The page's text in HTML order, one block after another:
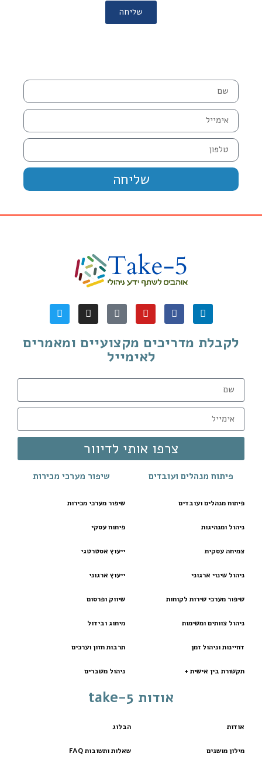
שליחה
שליחה
אודות take-5
אודות הבלוג
מילון מושגים שאלות ותשובות FAQ
שיפור מערכי מכירות
שיפור מערכי מכירות
פיתוח עסקי
ייעוץ אסטרטגי
ייעוץ ארגוני
שיווק ופרסום
מיתוג ובידול
תרבות חזון וערכים
ניהול משברים
פיתוח מנהלים ועובדים
פיתוח מנהלים ועובדים
ניהול ומנהיגות
צמיחה עסקית
ניהול שינוי ארגוני
שיפור מערכי שירות לקוחות
ניהול צוותים ומשימות
דחיינות וניהול זמן
תקשורת בין אישית +
לקבלת מדריכים מקצועיים ומאמרים
לאימייל
צרפו אותי לדיוור